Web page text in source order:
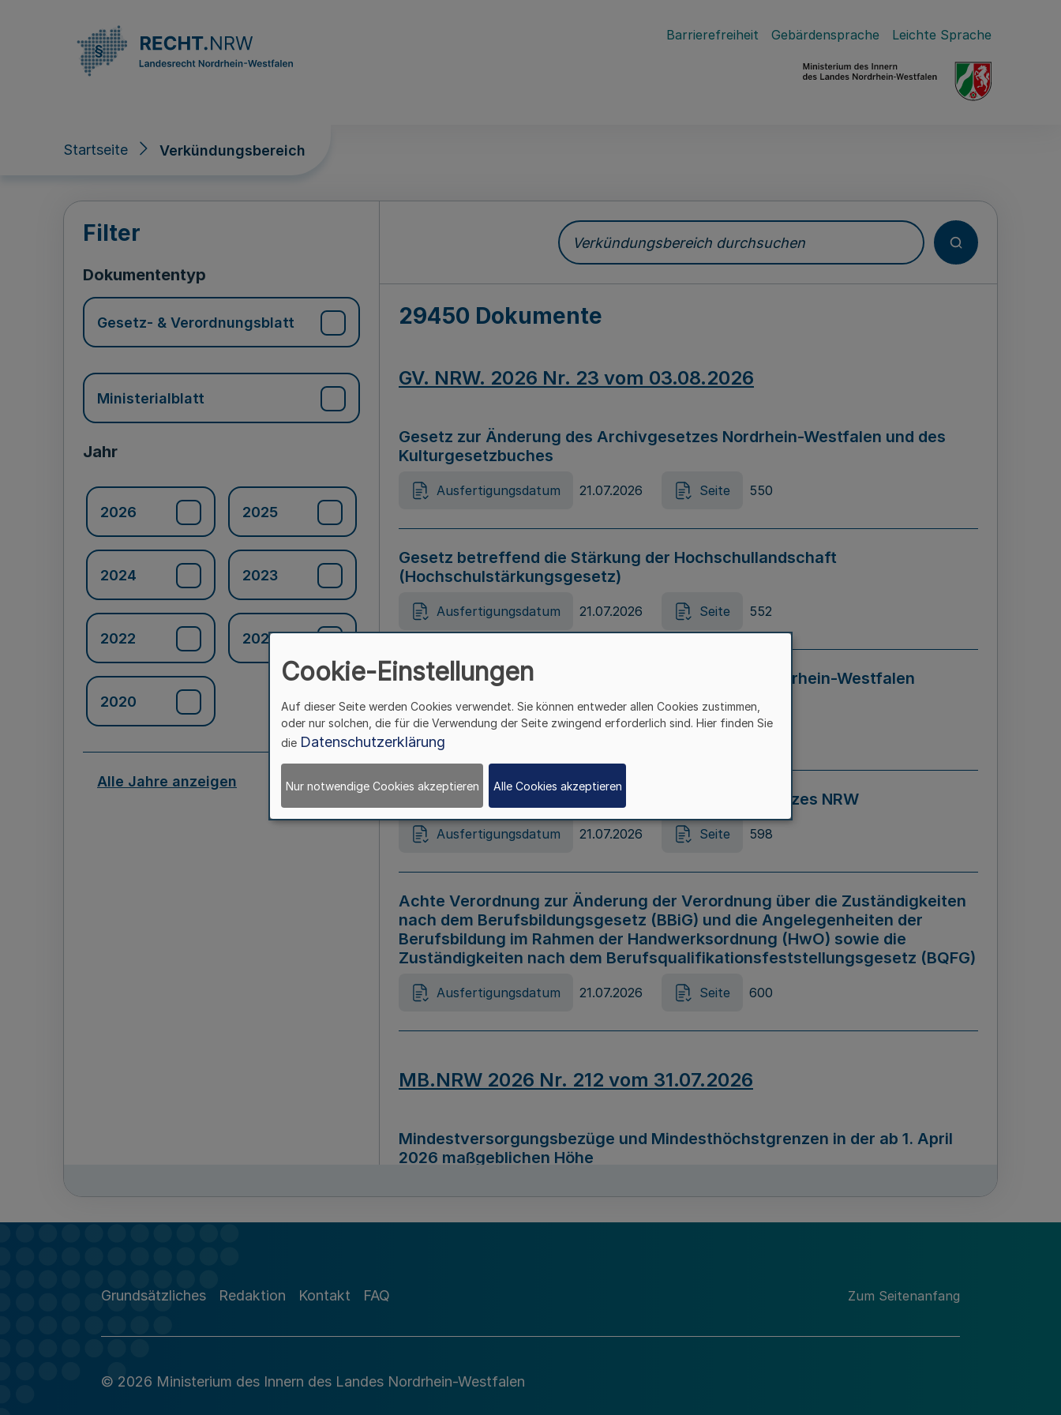
Barrierefreiheit Gebärdensprache Leichte Sprache
Startseite Verkündungsbereich
Verkündungsbereich
Filter
Dokumententyp
Gesetz- & Verordnungsblatt
Ministerialblatt
Jahr
2026 2025
2024 2023
2022 2021
2020
Alle Jahre anzeigen
Verkündungsbereich durchsuchen
29450 Dokumente
GV. NRW. 2026 Nr. 23 vom 03.08.2026
Gesetz zur Änderung des Archivgesetzes Nordrhein-Westfalen und des
Kulturgesetzbuches
Ausfertigungsdatum 21.07.2026 Seite 550
Gesetz betreffend die Stärkung der Hochschullandschaft
(Hochschulstärkungsgesetz)
Ausfertigungsdatum 21.07.2026 Seite 552
Gesetz zur Vermeidung von Diskriminierung in Nordrhein-Westfalen
(Landesantidiskriminierungsgesetz – LADG NRW)
Ausfertigungsdatum 21.07.2026 Seite 595
Gesetz zur Änderung des Online-Casinospiel Gesetzes NRW
Ausfertigungsdatum 21.07.2026 Seite 598
Achte Verordnung zur Änderung der Verordnung über die Zuständigkeiten
nach dem Berufsbildungsgesetz (BBiG) und die Angelegenheiten der
Berufsbildung im Rahmen der Handwerksordnung (HwO) sowie die
Zuständigkeiten nach dem Berufsqualifikationsfeststellungsgesetz (BQFG)
Ausfertigungsdatum 21.07.2026 Seite 600
MB.NRW 2026 Nr. 212 vom 31.07.2026
Mindestversorgungsbezüge und Mindesthöchstgrenzen in der ab 1. April
2026 maßgeblichen Höhe
Richtlinie zur Durchführung des Förderprogramms „Mittelstand Innovativ &
Grundsätzliches Redaktion Kontakt FAQ Zum Seitenanfang
© 2026 Ministerium des Innern des Landes Nordrhein-Westfalen
Cookie-Einstellungen
Auf dieser Seite werden Cookies verwendet. Sie können entweder allen Cookies zustimmen,
oder nur solchen, die für die Verwendung der Seite zwingend erforderlich sind. Hier finden Sie
die Datenschutzerklärung
Nur notwendige Cookies akzeptieren Alle Cookies akzeptieren